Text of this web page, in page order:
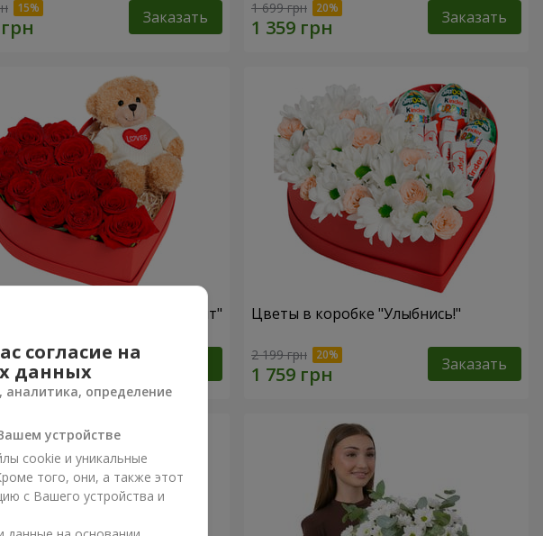
Заказать 1 699 грн Заказать
"Трогательный презент" Цветы в коробке "Улыбнись!"
2 199 грн Заказать
согласие на
данных
аналитика, определение
устройстве
cookie и уникальные
того, они, а также этот
с Вашего устройства и